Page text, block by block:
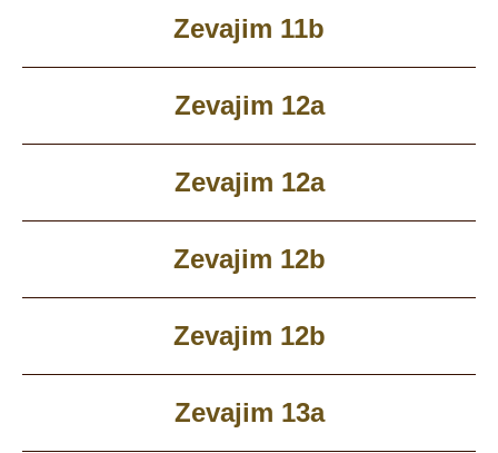
Zevajim 11b
Zevajim 12a
Zevajim 12a
Zevajim 12b
Zevajim 12b
Zevajim 13a